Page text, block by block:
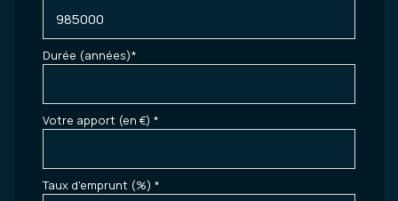
Durée (années)*
Votre apport (en €) *
Taux d'emprunt (%) *